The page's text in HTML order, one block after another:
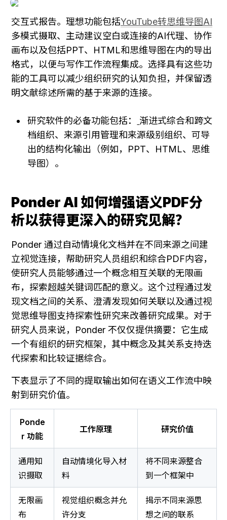
交互式报告。理想功能包括YouTube转思维导图AI
多模式摄取、主动建议空白或连接的AI代理、协作
画布以及包括PPT、HTML和思维导图在内的导出
格式，以便与写作工作流程集成。选择具有这些功
能的工具可以减少组织研究的认知负担，并保留透
明文献综述所需的基于来源的连接。
研究软件的必备功能包括：
渐进式综合和跨文
档组织、来源引用管理和来源级别组织、可导
出的结构化输出（例如，PPT、HTML、思维
导图）。
Ponder AI 如何增强语义PDF分
析以获得更深入的研究见解？
Ponder 通过自动情境化文档并在不同来源之间建
立视觉连接，帮助研究人员组织和综合PDF内容，
使研究人员能够通过一个概念相互关联的无限画
布，探索超越关键词匹配的意义。这个过程通过发
现文档之间的关系、澄清发现如何关联以及通过视
觉思维导图支持探索性研究来改善研究成果。对于
研究人员来说，Ponder 不仅仅提供摘要：它生成
一个有组织的研究框架，其中概念及其关系支持迭
代探索和比较证据综合。
下表显示了不同的提取输出如何在语义工作流中映
射到研究价值。
Ponde
r 功能
工作原理 研究价值
通用知
识摄取
自动情境化导入材
料
将不同来源整合
到一个框架中
无限画
布
视觉组织概念并允
许分支
揭示不同来源思
想之间的联系